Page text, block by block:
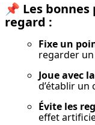
📌 Les
regard :
Fixe un
regarder un
Joue avec
d’établir un
Évite les
effet